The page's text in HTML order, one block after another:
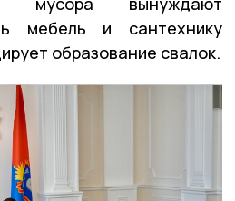
мебель и сантехнику
образование свалок.